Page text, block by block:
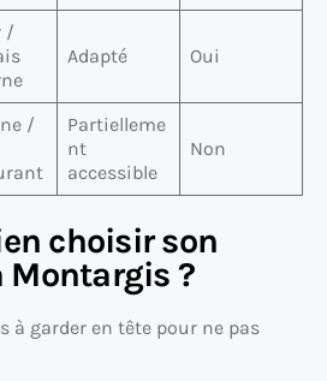
/
Adapté Oui
/
Partielleme
nt
accessible
Non
choisir son
Montargis ?
à garder en tête pour ne pas